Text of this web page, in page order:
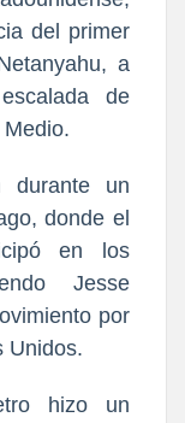
del primer
a
de
durante un
donde el
en los
Jesse
por
Unidos.
hizo un